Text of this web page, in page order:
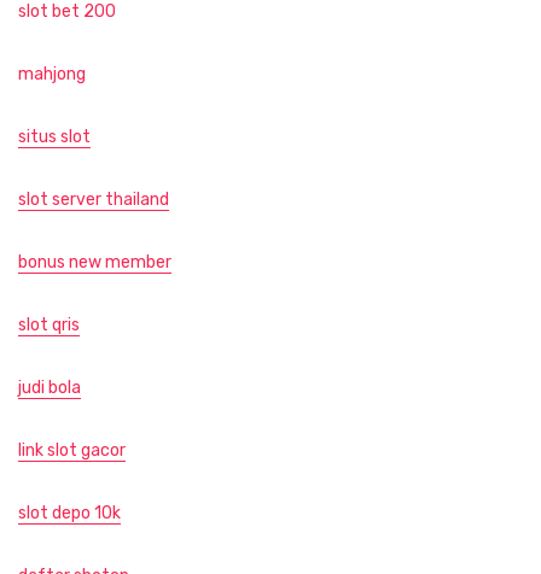
slot bet 200
mahjong
situs slot
slot server thailand
bonus new member
slot qris
judi bola
link slot gacor
slot depo 10k